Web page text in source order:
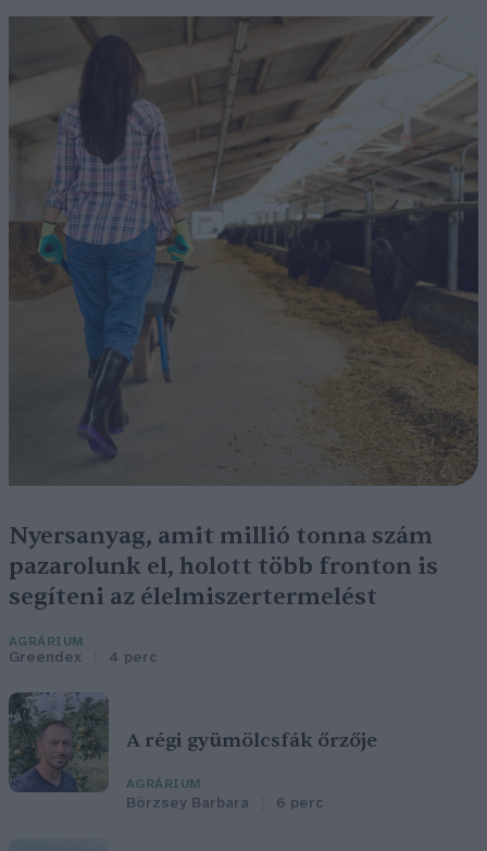
Nyersanyag, amit millió tonna szám
pazarolunk el, holott több fronton is
segíteni az élelmiszertermelést
AGRÁRIUM
Greendex 4 perc
A régi gyümölcsfák őrzője
AGRÁRIUM
Börzsey Barbara 6 perc